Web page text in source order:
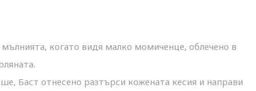
когато видя малко момиченце, облечено в
Баст отнесено разтърси кожената кесия и направи